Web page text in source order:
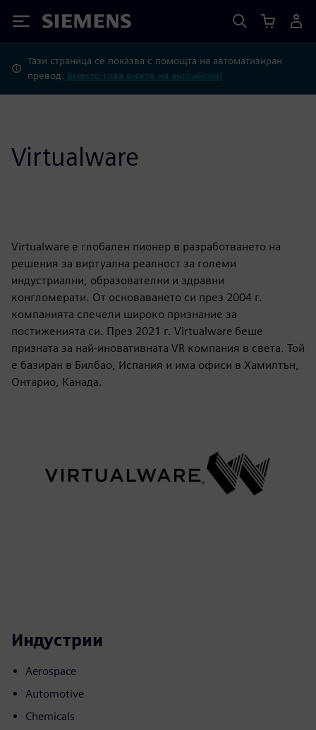
Siemens
Тази страница се показва с помощта на автоматизиран
превод. Вместо това вижте на английски?
Virtualware
Virtualware е глобален пионер в разработването на
решения за виртуална реалност за големи
индустриални, образователни и здравни
конгломерати. От основаването си през 2004 г.
компанията спечели широко признание за
постиженията си. През 2021 г. Virtualware беше
призната за най-иновативната VR компания в света. Той
е базиран в Билбао, Испания и има офиси в Хамилтън,
Онтарио, Канада.
Индустрии
Aerospace
Automotive
Chemicals